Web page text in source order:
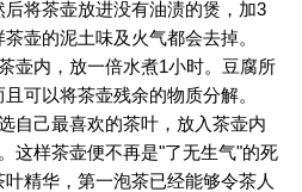
将茶壶放进没有油渍的煲，加3
壶的泥土味及火气都会去掉。
内，放一倍水煮1小时。豆腐所
可以将茶壶残余的物质分解。
己最喜欢的茶叶，放入茶壶内
这样茶壶便不再是"了无生气"的死
精华，第一泡茶已经能够令茶人